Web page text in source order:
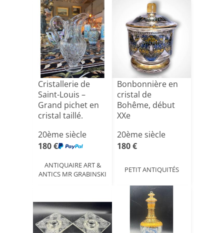
Cristallerie de
Saint-Louis –
Grand pichet en
cristal taillé.
20ème siècle
180 €
ANTIQUAIRE ART &
ANTICS MR GRABINSKI
Bonbonnière en
cristal de
Bohême, début
XXe
20ème siècle
180 €
PETIT ANTIQUITÉS